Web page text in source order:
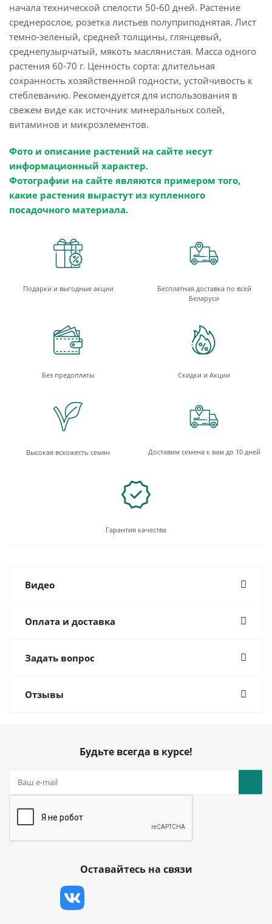
начала технической спелости 50-60 дней. Растение
среднерослое, розетка листьев полуприподнятая. Лист
темно-зеленый, средней толщины, глянцевый,
среднепузырчатый, мякоть маслянистая. Масса одного
растения 60-70 г. Ценность сорта: длительная
сохранность хозяйственной годности, устойчивость к
стеблеванию. Рекомендуется для использования в
свежем виде как источник минеральных солей,
витаминов и микроэлементов.
Фото и описание растений на сайте несут
информационный характер.
Фотографии на сайте являются примером того,
какие растения вырастут из купленного
посадочного материала.
Подарки и выгодные акции
Бесплатная доставка по всей
Беларуси
Без предоплаты Скидки и Акции
Высокая всхожесть семян Доставим семена к вам до 10 дней
Гарантия качества
Видео
Оплата и доставка
Задать вопрос
Отзывы
Будьте всегда в курсе!
Оставайтесь на связи